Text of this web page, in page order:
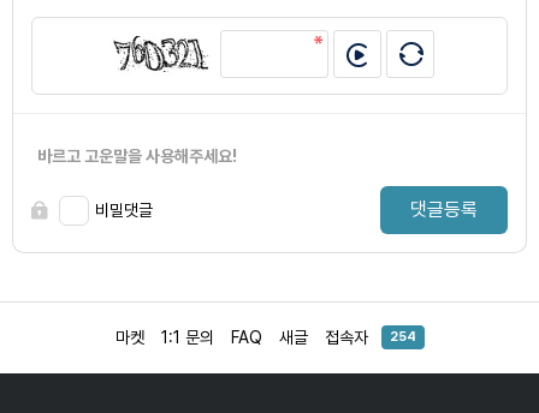
바르고 고운말을 사용해주세요!
비밀댓글 댓글등록
마켓 1:1 문의 FAQ 새글 접속자 254